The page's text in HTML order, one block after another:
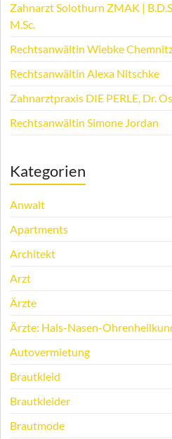
Zahnarzt Solothurn ZMAK |
M.Sc.
Rechtsanwältin Wiebke
Rechtsanwältin Alexa Nitschke
Zahnarztpraxis DIE PERLE, Dr.
Rechtsanwältin Simone Jordan
Kategorien
Anwalt
Apartments
Architekt
Arzt
Ärzte
Ärzte: Hals-Nasen-
Autovermietung
Brautkleid
Brautkleider
Brautmode